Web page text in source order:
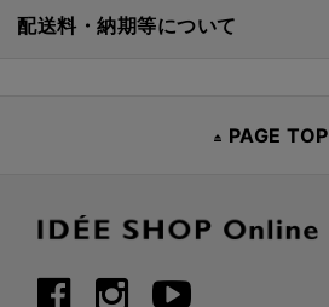
配送料・納期等について
PAGE TOP